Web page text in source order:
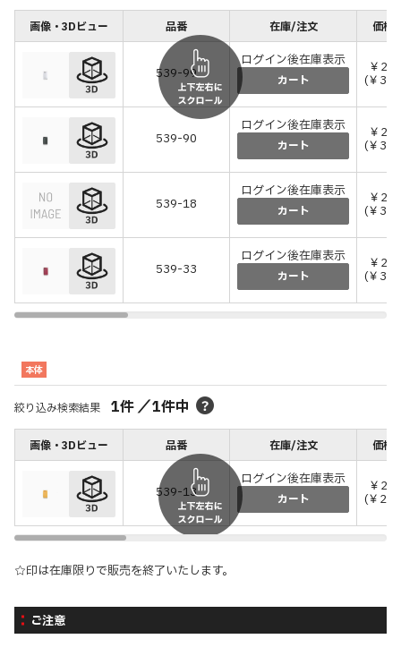
画像・3Dビュー 品番 在庫/注文 価格(
539-99
ログイン後在庫表示
カート
￥
(￥
539-90
ログイン後在庫表示
カート
￥
(￥
539-18
ログイン後在庫表示
カート
￥
(￥
539-33
ログイン後在庫表示
カート
￥
(￥
本体
絞り込み検索結果 1件／1件中
画像・3Dビュー 品番 在庫/注文 価格(
539-13
ログイン後在庫表示
カート
￥
(￥
☆印は在庫限りで販売を終了いたします。
ご注意